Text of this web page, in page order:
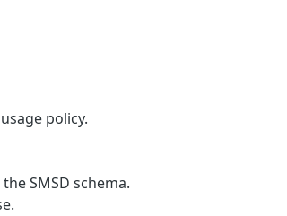
policy.
SMSD schema.